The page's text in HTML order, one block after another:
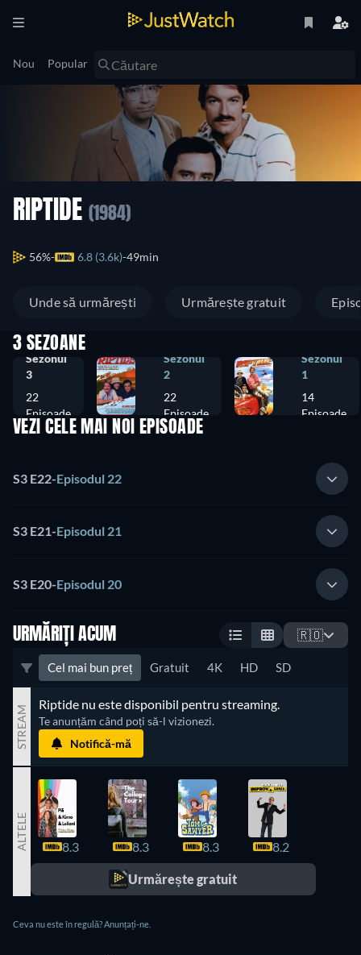
Nou Popular
RIPTIDE (1984)
56% 6.8 (3.6k) 49min
Unde să urmărești Urmărește gratuit
3 SEZOANE
Sezonul
3
22
Episoade
Sezonul
2
22
Episoade
Sezonul
1
14
Episoade
VEZI CELE MAI NOI EPISOADE
S3 E22-Episodul 22
S3 E21-Episodul 21
S3 E20-Episodul 20
URMĂRIȚI ACUM 🇷🇴
Cel mai bun preț Gratuit 4K HD SD
STREAM Riptide nu este disponibil pentru streaming.
Te anunțăm când poți să-l vizionezi.
Notifică-mă
ALTELE 8.3 8.3 8.3 8.2
Urmărește gratuit
Ceva nu este în regulă? Anunțați-ne.